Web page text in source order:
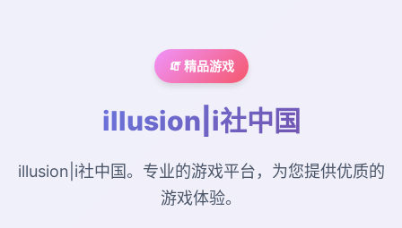
🧯 精品游戏
illusion|i社中国
illusion|i社中国。专业的游戏平台，为您提供优质的
游戏体验。